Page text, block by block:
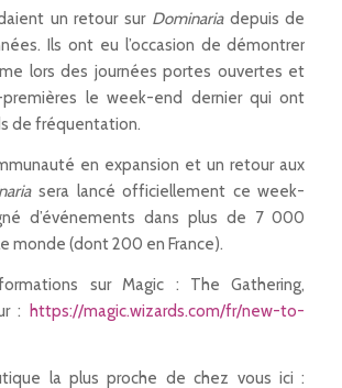
un retour sur Dominariadepuis de
Ils ont eu l’occasion de démontrer
lors des journées portes ouvertes et
le week-end dernier qui ont
de fréquentation.
en expansion et un retour aux
sera lancé officiellement ce week-
d’événements dans plus de 7 000
monde (dont 200 en France).
sur Magic : The Gathering,
: https://magic.wizards.com/fr/new-to-
la plus proche de chez vous ici :